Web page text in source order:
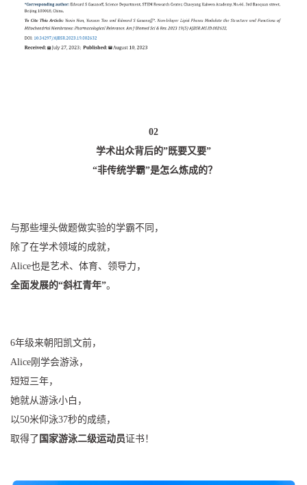
02
学术出众背后的”既要又要”
“非传统学霸”是怎么炼成的？
与那些埋头做题做实验的学霸不同，
除了在学术领域的成就，
Alice也是艺术、体育、领导力，
全面发展的“斜杠青年”。
6年级来朝阳凯文前，
Alice刚学会游泳，
短短三年，
她就从游泳小白，
以50米仰泳37秒的成绩，
取得了 国家游泳二级运动员证书！